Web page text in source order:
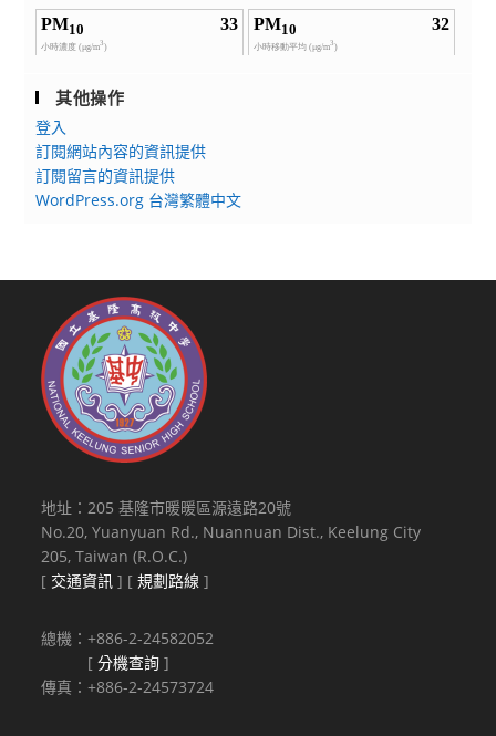
其他操作
登入
訂閱網站內容的資訊提供
訂閱留言的資訊提供
WordPress.org 台灣繁體中文
地址：205 基隆市暖暖區源遠路20號
No.20, Yuanyuan Rd., Nuannuan Dist., Keelung City
205, Taiwan (R.O.C.)
[ 交通資訊 ] [規劃路線 ]
總機：+886-2-24582052
[分機查詢 ]
傳真：+886-2-24573724